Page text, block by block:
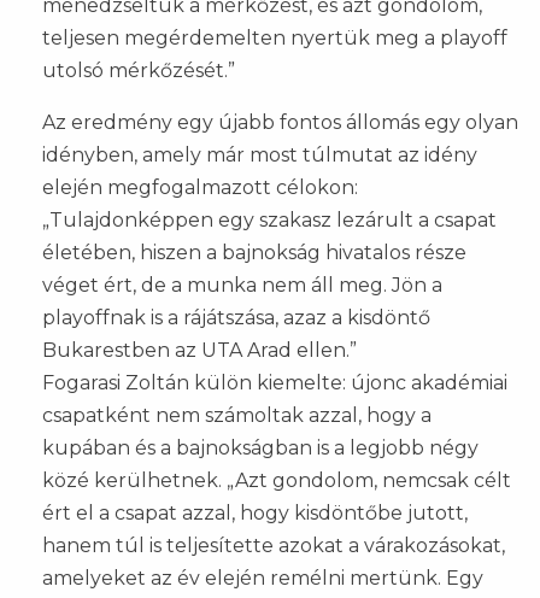
menedzseltük a mérkőzést, és azt gondolom,
teljesen megérdemelten nyertük meg a playoff
utolsó mérkőzését.”
Az eredmény egy újabb fontos állomás egy olyan
idényben, amely már most túlmutat az idény
elején megfogalmazott célokon:
„Tulajdonképpen egy szakasz lezárult a csapat
életében, hiszen a bajnokság hivatalos része
véget ért, de a munka nem áll meg. Jön a
playoffnak is a rájátszása, azaz a kisdöntő
Bukarestben az UTA Arad ellen.”
Fogarasi Zoltán külön kiemelte: újonc akadémiai
csapatként nem számoltak azzal, hogy a
kupában és a bajnokságban is a legjobb négy
közé kerülhetnek. „Azt gondolom, nemcsak célt
ért el a csapat azzal, hogy kisdöntőbe jutott,
hanem túl is teljesítette azokat a várakozásokat,
amelyeket az év elején remélni mertünk. Egy